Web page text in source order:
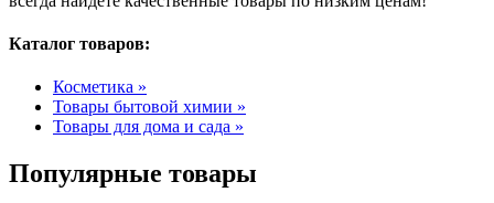
Каталог товаров:
Косметика »
Товары бытовой химии »
Товары для дома и сада »
Популярные товары